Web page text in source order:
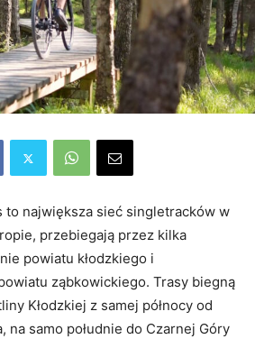
to największa sieć singletracków w
przebiegają przez kilka
powiatu kłodzkiego i
ząbkowickiego. Trasy biegną
Kłodzkiej z samej północy od
na samo południe do Czarnej Góry